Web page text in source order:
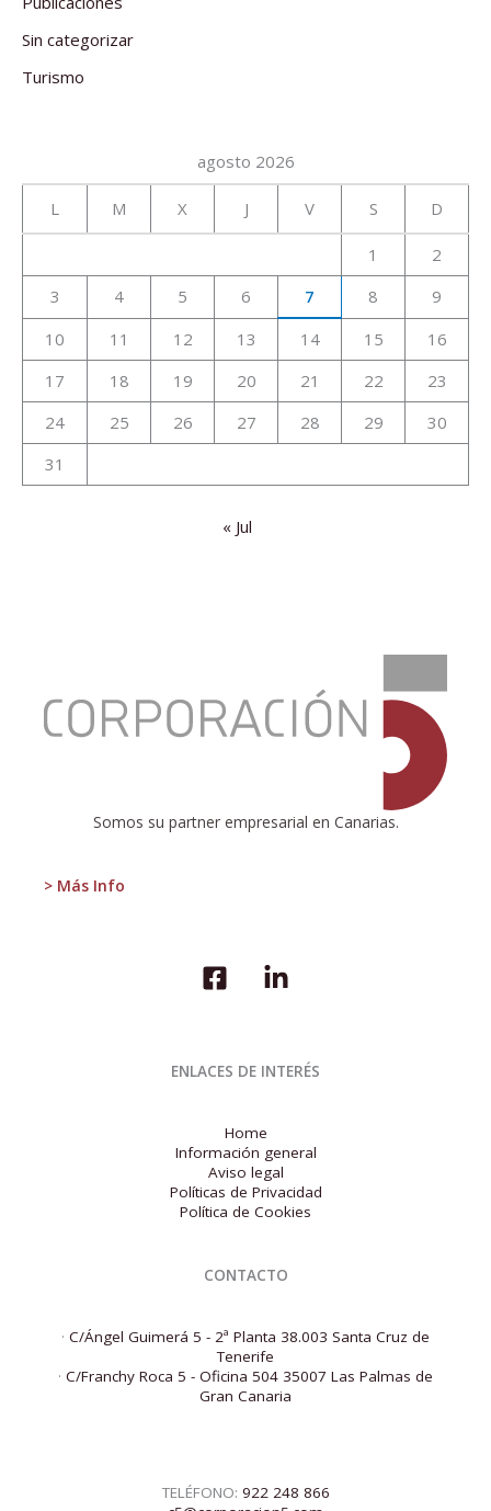
Sin categorizar
Turismo
agosto 2026
L M X J V S D
1
2
3
4 5 6 7 8
9
10
11 12 13 14 15
16
17
18 19 20 21 22
23
24
25 26 27 28 29
30
31
« Jul
Somos su partner empresarial en Canarias.
> Más Info
Voto
Único
ENLACES DE INTERÉS
Home
Información general
Aviso legal
Políticas de Privacidad
Política de Cookies
CONTACTO
· C/Ángel Guimerá 5 - 2ª Planta 38.003 Santa Cruz de
Tenerife
· C/Franchy Roca 5 - Oficina 504 35007 Las Palmas de
Gran Canaria
TELÉFONO: 922 248 866